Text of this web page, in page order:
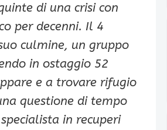
di una crisi con
per decenni. Il 4
culmine, un gruppo
in ostaggio 52
e a trovare rifugio
questione di tempo
in recuperi